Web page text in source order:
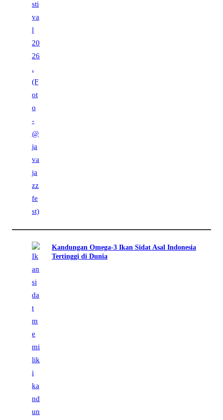
Kandungan Omega-3 Ikan Sidat Asal Indonesia
Tertinggi di Dunia